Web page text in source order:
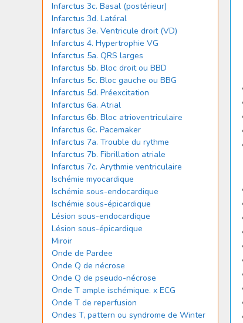
Infarctus 3c. Basal (postérieur)
Infarctus 3d. Latéral
Infarctus 3e. Ventricule droit (VD)
Infarctus 4. Hypertrophie VG
Infarctus 5a. QRS larges
Infarctus 5b. Bloc droit ou BBD
Infarctus 5c. Bloc gauche ou BBG
Infarctus 5d. Préexcitation
Infarctus 6a. Atrial
Infarctus 6b. Bloc atrioventriculaire
Infarctus 6c. Pacemaker
Infarctus 7a. Trouble du rythme
Infarctus 7b. Fibrillation atriale
Infarctus 7c. Arythmie ventriculaire
Ischémie myocardique
Ischémie sous-endocardique
Ischémie sous-épicardique
Lésion sous-endocardique
Lésion sous-épicardique
Miroir
Onde de Pardee
Onde Q de nécrose
Onde Q de pseudo-nécrose
Onde T ample ischémique. x ECG
Onde T de reperfusion
Ondes T, pattern ou syndrome de Winter